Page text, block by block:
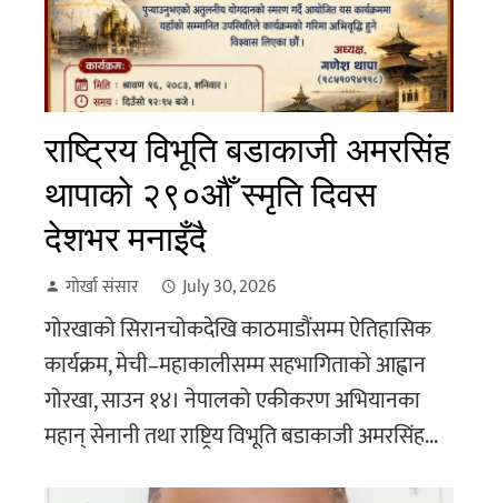
राष्ट्रिय विभूति बडाकाजी अमरसिंह
थापाको २९०औँ स्मृति दिवस
देशभर मनाइँदै
गोर्खा संसार July 30, 2026
गोरखाको सिरानचोकदेखि काठमाडौंसम्म ऐतिहासिक
कार्यक्रम, मेची–महाकालीसम्म सहभागिताको आह्वान
गोरखा, साउन १४। नेपालको एकीकरण अभियानका
महान् सेनानी तथा राष्ट्रिय विभूति बडाकाजी अमरसिंह...